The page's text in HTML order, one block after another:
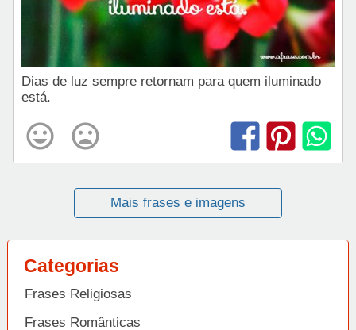
Dias de luz sempre retornam para quem iluminado
está.
Mais frases e imagens
Categorias
Frases Religiosas
Frases Românticas